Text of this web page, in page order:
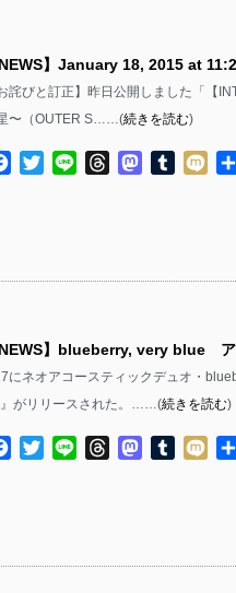
NEWS】January 18, 2015 at
お詫びと訂正】昨日公開しました「
〜（OUTER S……(続きを読む)
Facebook
TwitterLine ThreadsMastodon
TumblrMixi
NEWS】blueberry, very blue
にネオアコースティックデュオ・
』がリリースされた。……(続きを読む)
Facebook
TwitterLine ThreadsMastodon
TumblrMixi